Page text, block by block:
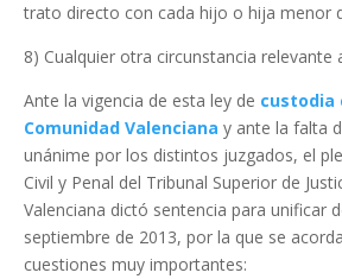
trato directo con cada hijo o hija menor
8) Cualquier otra circunstancia relevante
Ante la vigencia de esta ley de custodia
Comunidad Valenciana y ante la falta
unánime por los distintos juzgados, el
Civil y Penal del Tribunal Superior de
Valenciana dictó sentencia para unificar
septiembre de 2013, por la que se
cuestiones muy importantes: